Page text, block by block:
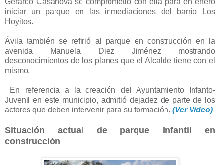
iniciar un parque en las inmediaciones del barrio Los
Hoyitos.
Ávila también se refirió al parque en construcción en la
avenida Manuela Diez Jiménez mostrando
desconocimientos de los planes que el Alcalde tiene con el
mismo.
En referencia a la creación del Ayuntamiento Infanto-
Juvenil en este municipio, admitió dejadez de parte de los
actores que deben intervenir para su formación. (Ver Video)
Situación actual de parque Infantil en
construcción